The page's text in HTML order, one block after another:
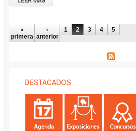
LA PEDRERA 2024"
PÁGINAS
«
primera
‹
anterior
1 2 3 4 5
DESTACADOS